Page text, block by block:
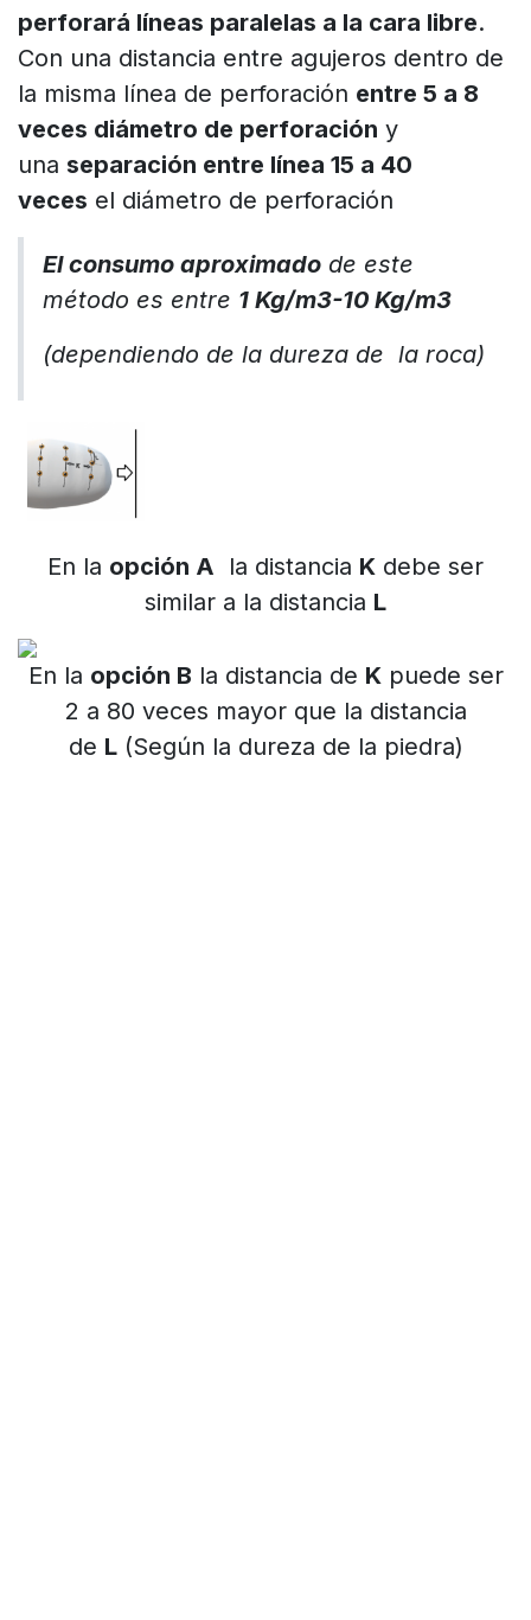
perforará líneas paralelas a la cara libre.
Con una distancia entre agujeros dentro de
la misma línea de perforación entre 5 a 8
veces diámetro de perforación y
una separación entre línea 15 a 40
veces el diámetro de perforación
El consumo aproximado de este
método es entre 1 Kg/m3-10 Kg/m3
(dependiendo de la dureza de la roca)
En la opción A la distancia K debe ser
similar a la distancia L
En la opción B la distancia de Kpuede ser
2 a 80 veces mayor que la distancia
de L(Según la dureza de la piedra)